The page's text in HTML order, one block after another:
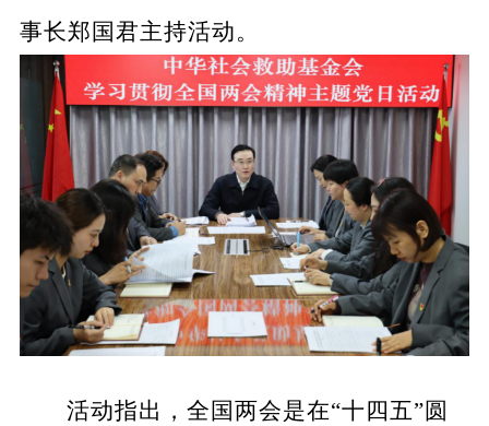
事长郑国君主持活动。
活动指出，全国两会是在“十四五”圆